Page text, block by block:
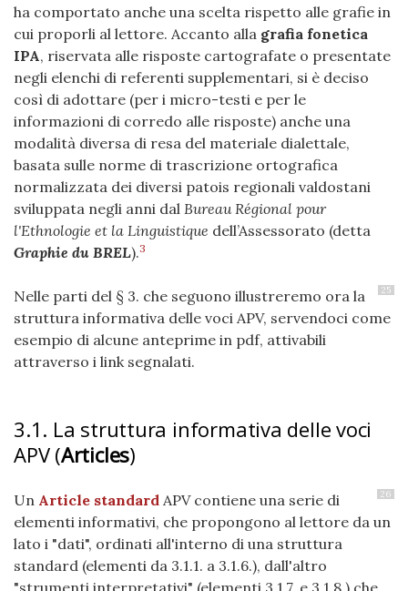
ha comportato anche una scelta rispetto alle grafie in
cui proporli al lettore. Accanto alla grafia fonetica
IPA, riservata alle risposte cartografate o presentate
negli elenchi di referenti supplementari, si è deciso
così di adottare (per i micro-testi e per le
informazioni di corredo alle risposte) anche una
modalità diversa di resa del materiale dialettale,
basata sulle norme di trascrizione ortografica
normalizzata dei diversi patois regionali valdostani
sviluppata negli anni dal Bureau Régional pour
l'Ethnologie et la Linguistique dell’Assessorato (detta
Graphie du BREL).3
25
Nelle parti del § 3. che seguono illustreremo ora la
struttura informativa delle voci APV, servendoci come
esempio di alcune anteprime in pdf, attivabili
attraverso i link segnalati.
3.1. La struttura informativa delle voci
APV (Articles)
26
Un Article standard APV contiene una serie di
elementi informativi, che propongono al lettore da un
lato i "dati", ordinati all'interno di una struttura
standard (elementi da 3.1.1. a 3.1.6.), dall'altro
"strumenti interpretativi" (elementi 3.1.7. e 3.1.8.) che